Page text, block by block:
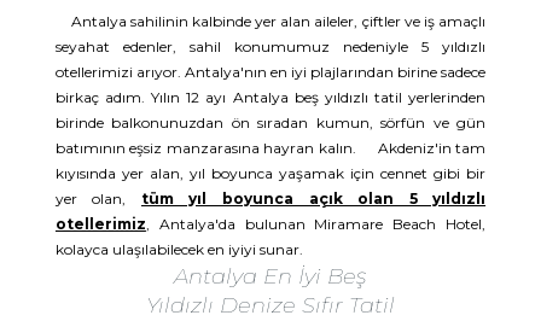
Antalya sahilinin kalbinde yer alan aileler, çiftler ve iş amaçlı
seyahat edenler, sahil konumumuz nedeniyle 5 yıldızlı
otellerimizi arıyor. Antalya'nın en iyi plajlarından birine sadece
birkaç adım. Yılın 12 ayı Antalya beş yıldızlı tatil yerlerinden
birinde balkonunuzdan ön sıradan kumun, sörfün ve gün
batımının eşsiz manzarasına hayran kalın. Akdeniz'in tam
kıyısında yer alan, yıl boyunca yaşamak için cennet gibi bir
yer olan, tüm yıl boyunca açık olan 5 yıldızlı
otellerimiz, Antalya'da bulunan Miramare Beach Hotel,
kolayca ulaşılabilecek en iyiyi sunar.
Antalya En İyi Beş
Yıldızlı Denize Sıfır Tatil